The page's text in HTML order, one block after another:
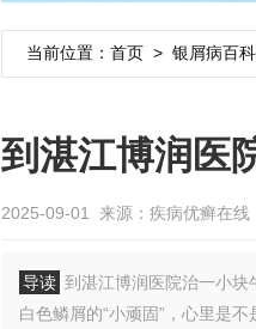
当前位置： 首页 > 银屑病百科
到湛江博润医
2025-09-01 来源： 疾病优癣在线
导读 到湛江博润医院治一小块
白色鳞屑的“小顽固”，心里是